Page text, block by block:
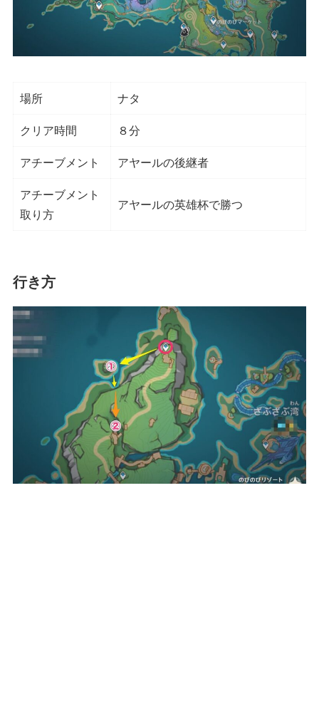
場所 ナタ
クリア時間 ８分
アチーブメント アヤールの後継者
アチーブメント
取り方
アヤールの英雄杯で勝つ
行き方